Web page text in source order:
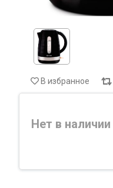
В избранное
Нет в наличии